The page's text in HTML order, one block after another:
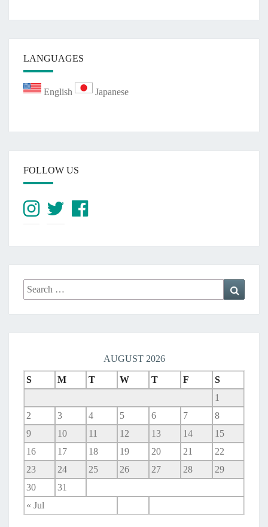
LANGUAGES
English Japanese
FOLLOW US
Search
for:
AUGUST 2026
S M T W T F S
« Jul
1
2
3 4 5 6 7
8
9
10 11 12 13 14
15
16
17 18 19 20 21
22
23
24 25 26 27 28
29
30
31